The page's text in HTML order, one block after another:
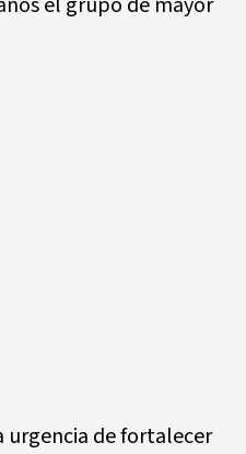
urgencia de fortalecer